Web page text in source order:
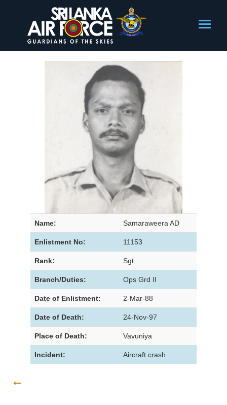
Name: Samaraweera AD
Enlistment No: 11153
Rank: Sgt
Branch/Duties: Ops Grd II
Date of Enlistment: 2-Mar-88
Date of Death: 24-Nov-97
Place of Death: Vavuniya
Incident: Aircraft crash